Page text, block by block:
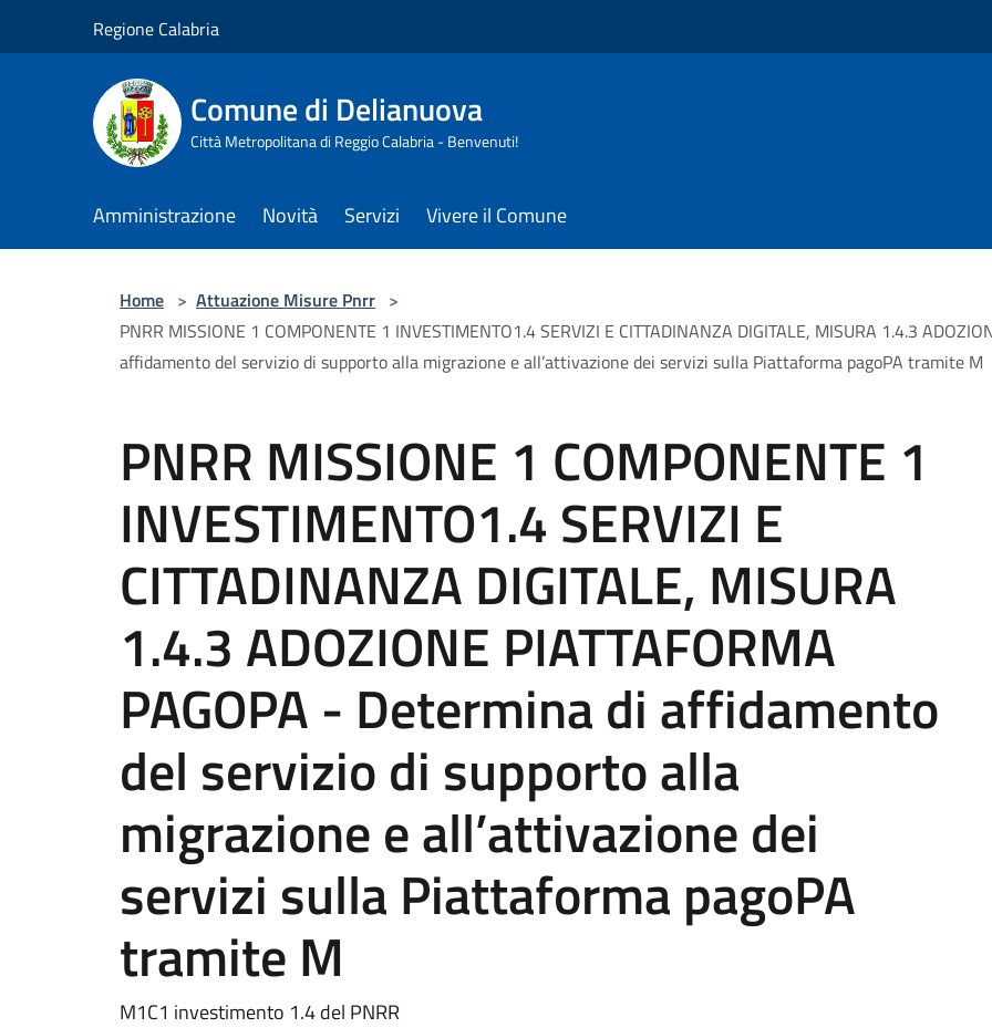
Regione Calabria
Comune di Delianuova
Città Metropolitana di Reggio Calabria - Benvenuti!
Amministrazione Novità Servizi Vivere il Comune
Home > Attuazione Misure Pnrr >
PNRR MISSIONE 1 COMPONENTE 1 INVESTIMENTO1.4 SERVIZI E CITTADINANZA DIGITALE, MISURA 1.4.3
affidamento del servizio di supporto alla migrazione e all’attivazione dei servizi sulla Piattaforma pagoPA tramite M
PNRR MISSIONE 1 COMPONENTE 1
INVESTIMENTO1.4 SERVIZI E
CITTADINANZA DIGITALE, MISURA
1.4.3 ADOZIONE PIATTAFORMA
PAGOPA - Determina di affidamento
del servizio di supporto alla
migrazione e all’attivazione dei
servizi sulla Piattaforma pagoPA
tramite M
M1C1 investimento 1.4 del PNRR